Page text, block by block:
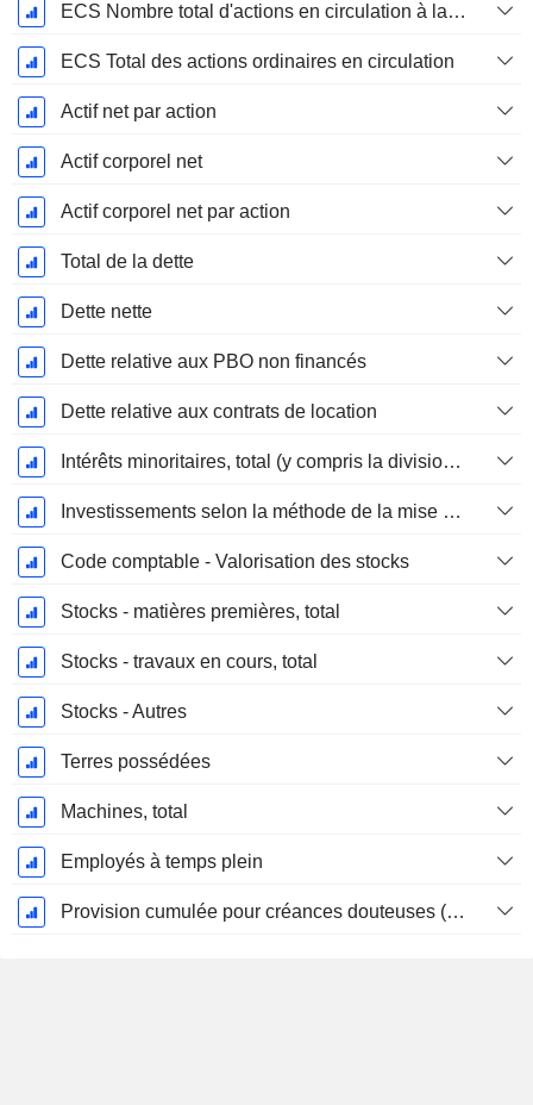
ECS Nombre total d'actions en circulation à la date de dépôt
ECS Total des actions ordinaires en circulation
Actif net par action
Actif corporel net
Actif corporel net par action
Total de la dette
Dette nette
Dette relative aux PBO non financés
Dette relative aux contrats de location
Intérêts minoritaires, total (y compris la division financière)
Investissements selon la méthode de la mise en équivalence, total
Code comptable - Valorisation des stocks
Stocks - matières premières, total
Stocks - travaux en cours, total
Stocks - Autres
Terres possédées
Machines, total
Employés à temps plein
Provision cumulée pour créances douteuses (Supple)